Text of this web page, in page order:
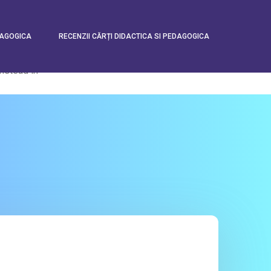
in
in
RECENZII CĂRȚI DIDACTICA SI PEDAGOGICA